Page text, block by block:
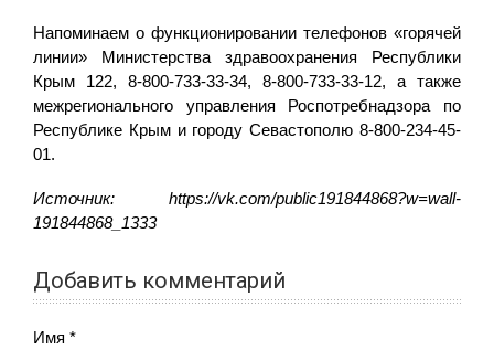
Напоминаем о функционировании телефонов «горячей
линии» Министерства здравоохранения Республики
Крым 122, 8-800-733-33-34, 8-800-733-33-12, а также
межрегионального управления Роспотребнадзора по
Республике Крым и городу Севастополю 8-800-234-45-
01.
Источник: https://vk.com/public191844868?w=wall-
191844868_1333
Добавить комментарий
Имя